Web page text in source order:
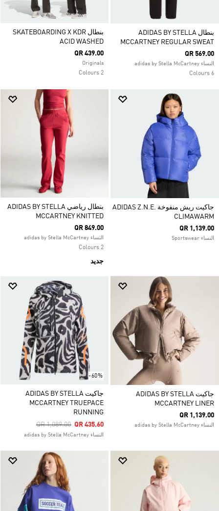
بنطال ADIDAS BY STELLA
MCCARTNEY REGULAR SWEAT
QR 569.00
النساء adidas by Stella McCartney
6 Colours
بنطال SKATEBOARDING X KDR
ACID WASHED
QR 439.00
Originals
2 Colours
جاكيت ريش منفوخة ADIDAS Z.N.E.
CLIMAWARM
QR 1,139.00
النساء Sportswear
بنطال رياضي ADIDAS BY STELLA
MCCARTNEY KNITTED
QR 849.00
النساء adidas by Stella McCartney
2 Colours
جديد
جاكيت ADIDAS BY STELLA
MCCARTNEY LINER
QR 1,139.00
النساء adidas by Stella McCartney
-60%
جاكيت ADIDAS BY STELLA
MCCARTNEY TRUEPACE
RUNNING
Price Reduced From
QR 1,089.00ToQR 435.60
النساء adidas by Stella McCartney